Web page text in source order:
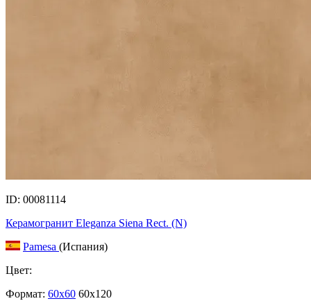
ID: 00081114
Керамогранит Eleganza Siena Rect. (N)
Pamesa (Испания)
Цвет:
Формат: 60x60 60x120